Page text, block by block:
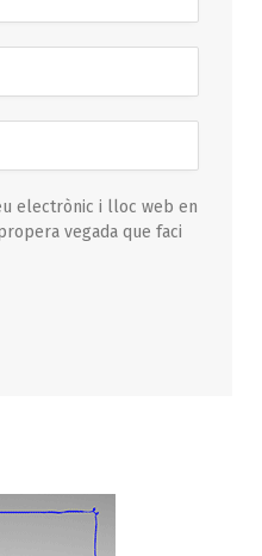
electrònic i lloc web en
vegada que faci